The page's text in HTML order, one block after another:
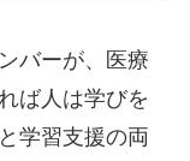
バーが、医療
ば人は学びを
学習支援の両